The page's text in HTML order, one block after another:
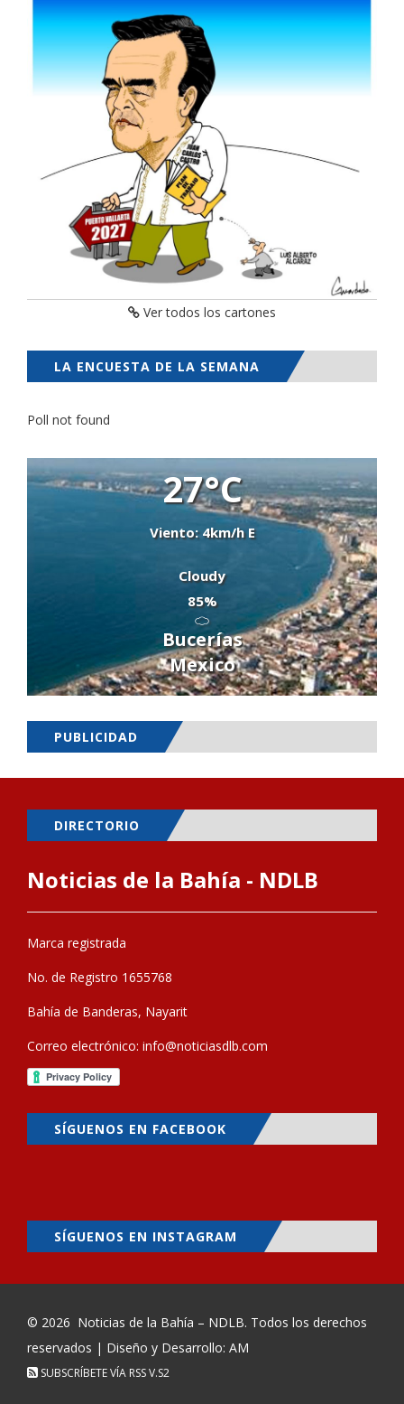
Ver todos los cartones
LA ENCUESTA DE LA SEMANA
Poll not found
27°C
Viento: 4km/h E
Cloudy
85%
Bucerías
Mexico
PUBLICIDAD
DIRECTORIO
Noticias de la Bahía - NDLB
Marca registrada
No. de Registro 1655768
Bahía de Banderas, Nayarit
Correo electrónico: info@noticiasdlb.com
SÍGUENOS EN FACEBOOK
SÍGUENOS EN INSTAGRAM
© 2026 Noticias de la Bahía – NDLB. Todos los derechos
reservados | Diseño y Desarrollo: AM
SUBSCRÍBETE VÍA RSSV.S2